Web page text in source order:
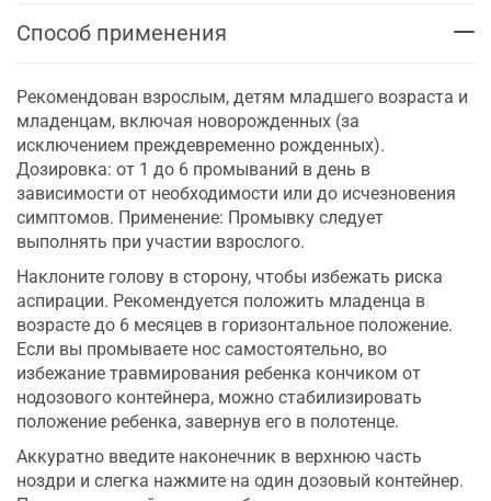
Способ применения
Рекомендован взрослым, детям младшего возраста и
младенцам, включая новорожденных (за
исключением преждевременно рожденных).
Дозировка: от 1 до 6 промываний в день в
зависимости от необходимости или до исчезновения
симптомов. Применение: Промывку следует
выполнять при участии взрослого.
Наклоните голову в сторону, чтобы избежать риска
аспирации. Рекомендуется положить младенца в
возрасте до 6 месяцев в горизонтальное положение.
Если вы промываете нос самостоятельно, во
избежание травмирования ребенка кончиком от
нодозового контейнера, можно стабилизировать
положение ребенка, завернув его в полотенце.
Аккуратно введите наконечник в верхнюю часть
ноздри и слегка нажмите на один дозовый контейнер.